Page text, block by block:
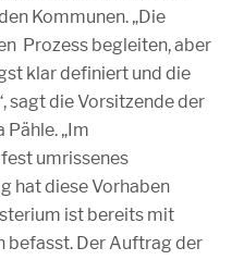
Kommunen. „Die
Prozess begleiten, aber
klar definiert und die
sagt die Vorsitzende der
„Im
umrissenes
hat diese Vorhaben
ist bereits mit
befasst. Der Auftrag der